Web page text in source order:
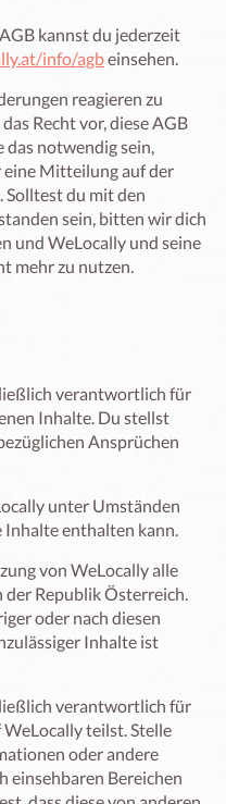
kannst du jederzeit
info/agbeinsehen.
reagieren zu
Recht vor, diese AGB
das notwendig sein,
Mitteilung auf der
du mit den
sein, bitten wir dich
und WeLocally und seine
mehr zu nutzen.
verantwortlich für
Inhalte. Du stellst
Ansprüchen
unter Umständen
enthalten kann.
von WeLocally alle
Republik Österreich.
oder nach diesen
Inhalte ist
verantwortlich für
teilst. Stelle
oder andere
einsehbaren Bereichen